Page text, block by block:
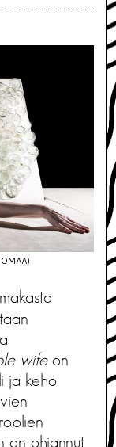
wifeon
ja keho
on ohjannut